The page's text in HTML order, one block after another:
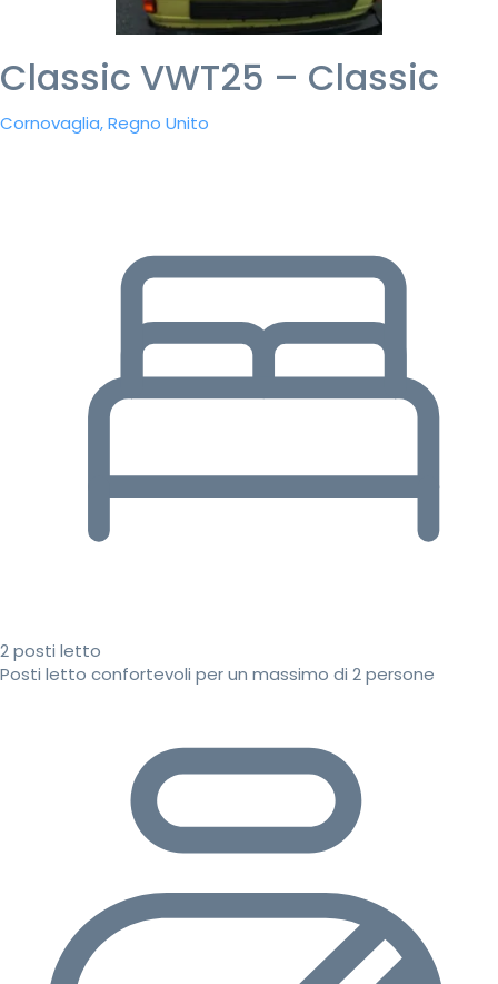
Classic VWT25 – Classic
Cornovaglia, Regno Unito
2 posti letto
Posti letto confortevoli per un massimo di 2 persone